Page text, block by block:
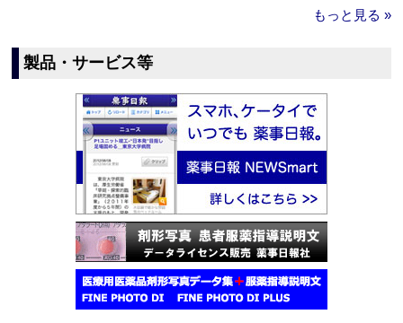
もっと見る »
製品・サービス等